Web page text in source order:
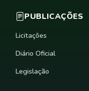
PUBLICAÇÕES
Licitações
Diário Oficial
Legislação